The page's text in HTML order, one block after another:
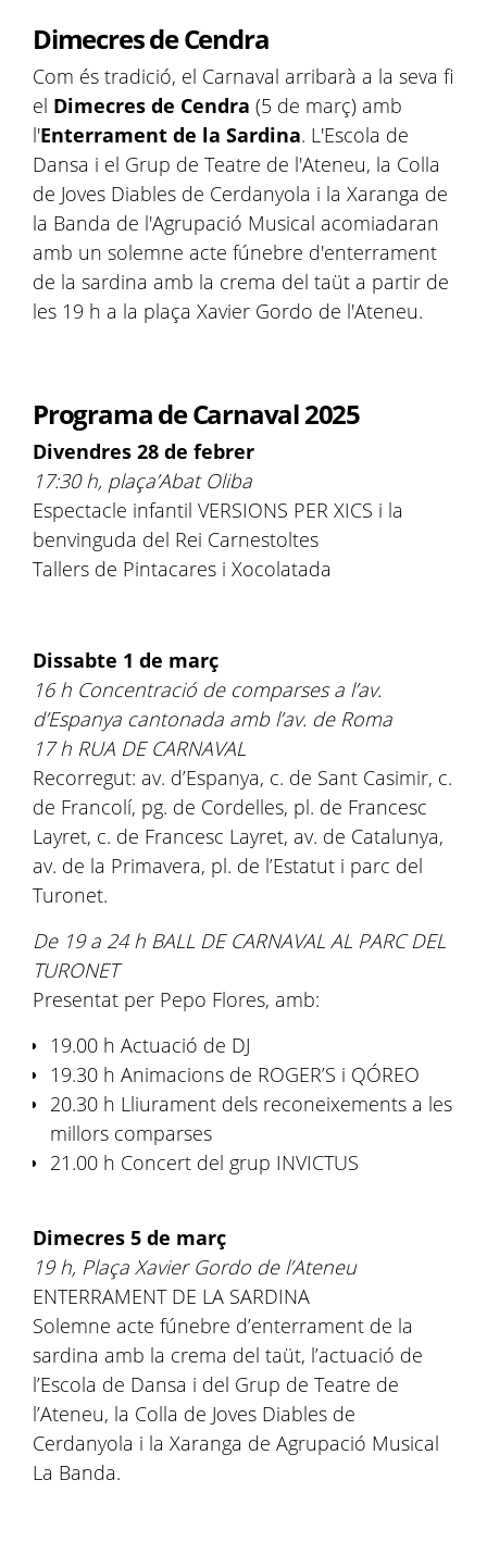
Dimecres de Cendra
Com és tradició, el Carnaval arribarà a la seva fi
el Dimecres de Cendra (5 de març) amb
l'Enterrament de la Sardina. L'Escola de
Dansa i el Grup de Teatre de l'Ateneu, la Colla
de Joves Diables de Cerdanyola i la Xaranga de
la Banda de l'Agrupació Musical acomiadaran
amb un solemne acte fúnebre d'enterrament
de la sardina amb la crema del taüt a partir de
les 19 h a la plaça Xavier Gordo de l'Ateneu.
Programa de Carnaval 2025
Divendres 28 de febrer
17:30 h, plaça’Abat Oliba
Espectacle infantil VERSIONS PER XICS i la
benvinguda del Rei Carnestoltes
Tallers de Pintacares i Xocolatada
Dissabte 1 de març
16 h Concentració de comparses a l’av.
d’Espanya cantonada amb l’av. de Roma
17 h RUA DE CARNAVAL
Recorregut: av. d’Espanya, c. de Sant Casimir, c.
de Francolí, pg. de Cordelles, pl. de Francesc
Layret, c. de Francesc Layret, av. de Catalunya,
av. de la Primavera, pl. de l’Estatut i parc del
Turonet.
De 19 a 24 h BALL DE CARNAVAL AL PARC DEL
TURONET
Presentat per Pepo Flores, amb:
19.00 h Actuació de DJ
19.30 h Animacions de ROGER’S i QÓREO
20.30 h Lliurament dels reconeixements a les
millors comparses
21.00 h Concert del grup INVICTUS
Dimecres 5 de març
19 h, Plaça Xavier Gordo de l’Ateneu
ENTERRAMENT DE LA SARDINA
Solemne acte fúnebre d’enterrament de la
sardina amb la crema del taüt, l’actuació de
l’Escola de Dansa i del Grup de Teatre de
l’Ateneu, la Colla de Joves Diables de
Cerdanyola i la Xaranga de Agrupació Musical
La Banda.